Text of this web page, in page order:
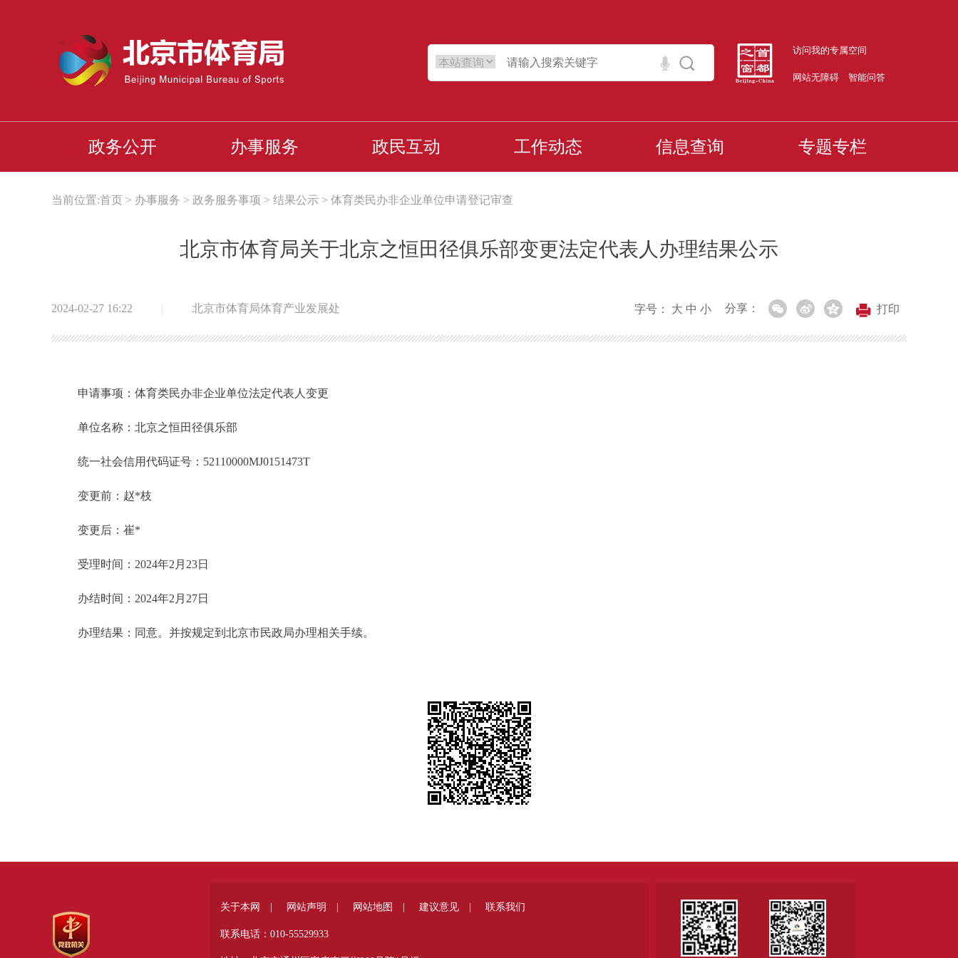
访问我的专属空间
网站无障碍 智能问答
政务公开 办事服务 政民互动 工作动态 信息查询 专题专栏
当前位置:首页 > 办事服务 > 政务服务事项 > 结果公示 > 体育类民办非企业单位申请登记审查
北京市体育局关于北京之恒田径俱乐部变更法定代表人办理结果公示
2024-02-27 16:22 | 北京市体育局体育产业发展处 字号： 大 中 小 分享： 打印
申请事项：体育类民办非企业单位法定代表人变更
单位名称：北京之恒田径俱乐部
统一社会信用代码证号：52110000MJ0151473T
变更前：赵*枝
变更后：崔*
受理时间：2024年2月23日
办结时间：2024年2月27日
办理结果：同意。并按规定到北京市民政局办理相关手续。
关于本网 | 网站声明 | 网站地图 | 建议意见 | 联系我们
联系电话：010-55529933